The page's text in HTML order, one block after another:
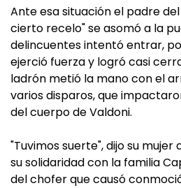
Ante esa situación el padre
cierto recelo" se asomó a la
delincuentes intentó entrar,
ejerció fuerza y logró casi
ladrón metió la mano con el
varios disparos, que
del cuerpo de Valdoni.
"Tuvimos suerte", dijo su mujer
su solidaridad con la familia
del chofer que causó